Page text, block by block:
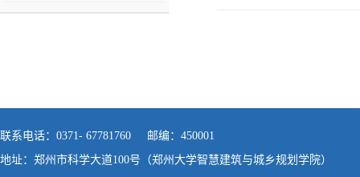
联系电话：0371- 67781760 邮编：450001
地址：郑州市科学大道100号（郑州大学智慧建筑与城乡规划学院）